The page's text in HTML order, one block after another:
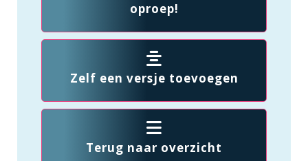
oproep!
Zelf een versje toevoegen
Terug naar overzicht